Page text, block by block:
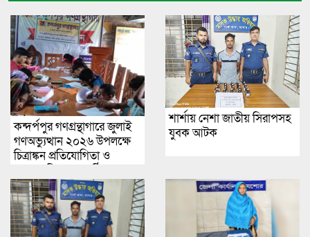
কন্দর্পপুর গণগ্রন্থাগারে জুলাই
গণঅভ্যুত্থান ২০২৬ উপলক্ষে
চিত্রাঙ্কন প্রতিযোগিতা ও
শার্শায় নেশা জাতীয় সিরাপসহ
যুবক আটক